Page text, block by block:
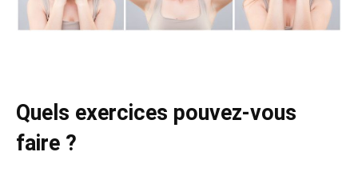
Quels exercices pouvez-vous
faire ?